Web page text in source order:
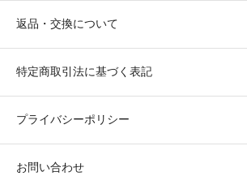
返品・交換について
特定商取引法に基づく表記
プライバシーポリシー
お問い合わせ